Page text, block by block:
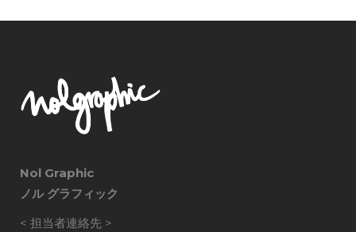
Nol Graphic
ノル グラフィック
< 担当者連絡先 >